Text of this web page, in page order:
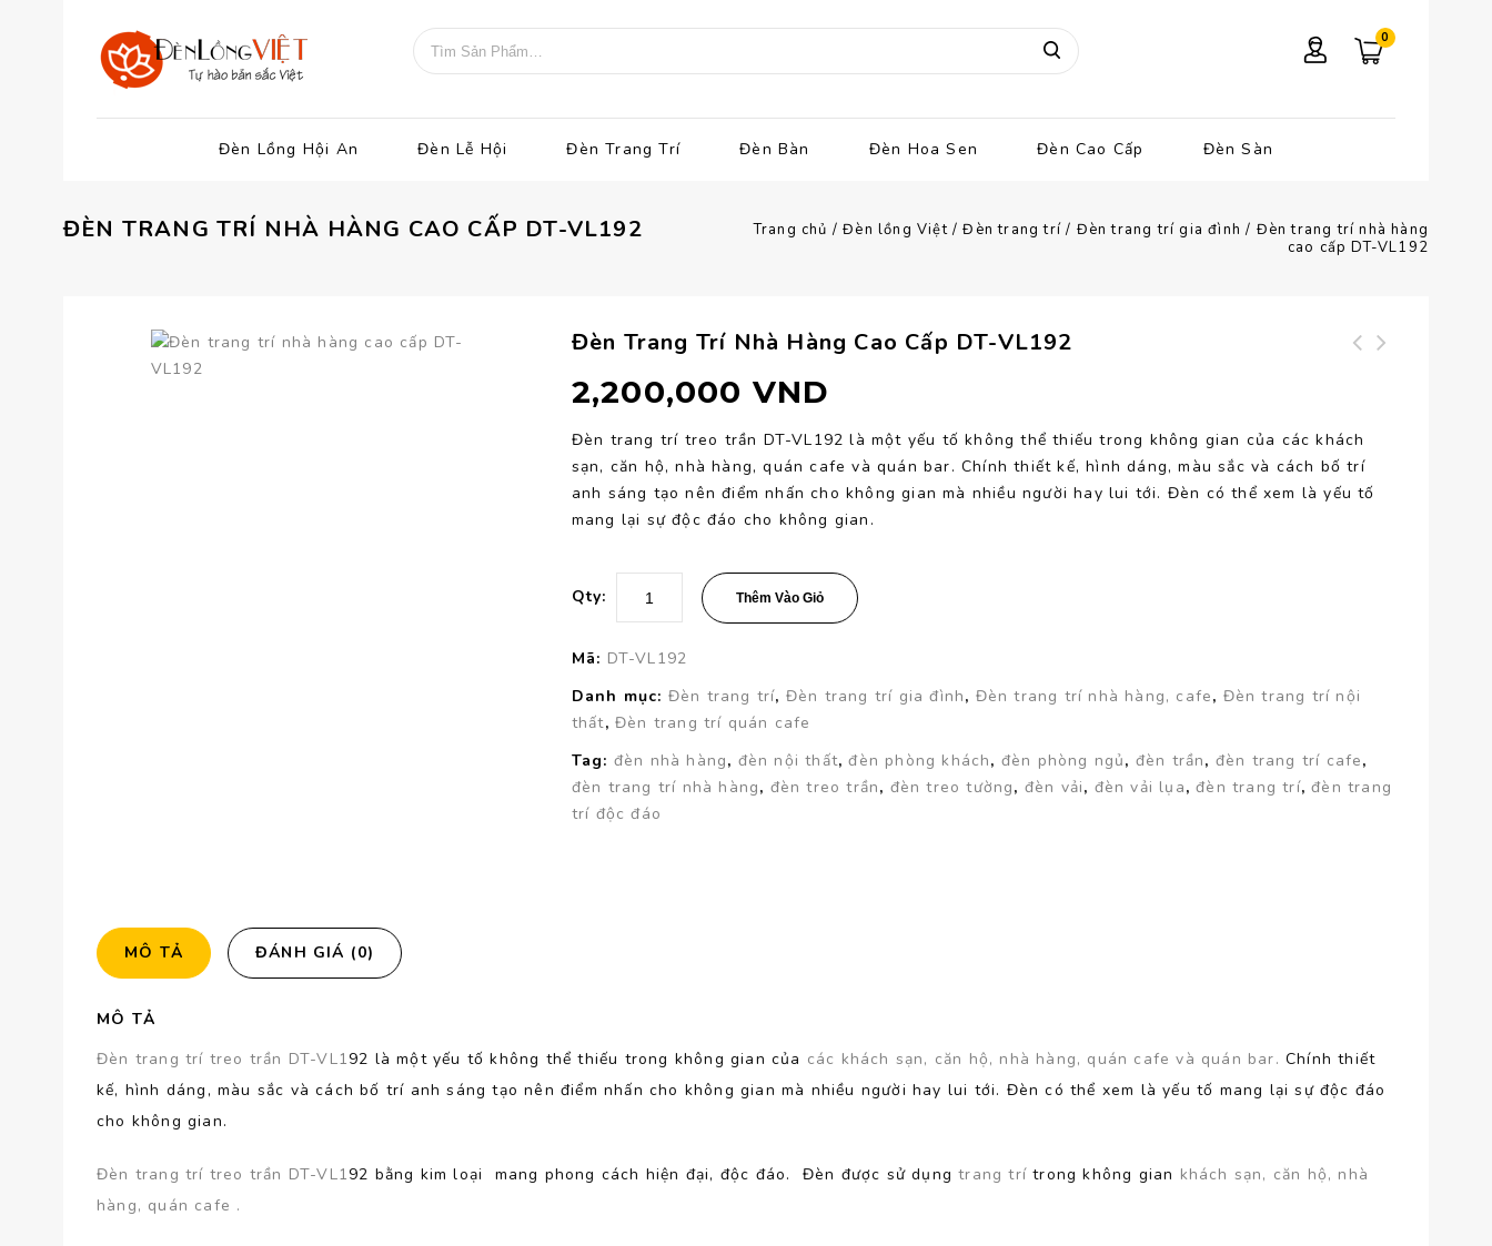
0
Đèn Lồng Hội An Đèn Lễ Hội Đèn Trang Trí Đèn Bàn Đèn Hoa Sen Đèn Cao Cấp Đèn Sàn
ĐÈN TRANG TRÍ NHÀ HÀNG CAO CẤP DT-VL192 Trang chủ /Đèn lồng Việt/Đèn trang trí/ Đèn trang trí gia đình / Đèn trang trí nhà hàng
cao cấp DT-VL192
Đèn Trang Trí Nhà Hàng Cao Cấp DT-VL192
2,200,000 VND
Đèn trang trí treo trần DT-VL192 là một yếu tố không thể thiếu trong không gian của các khách
sạn, căn hộ, nhà hàng, quán cafe và quán bar. Chính thiết kế, hình dáng, màu sắc và cách bố trí
anh sáng tạo nên điểm nhấn cho không gian mà nhiều người hay lui tới. Đèn có thể xem là yếu tố
mang lại sự độc đáo cho không gian.
Qty: Thêm Vào Giỏ
Mã: DT-VL192
Danh mục: Đèn trang trí, Đèn trang trí gia đình, Đèn trang trí nhà hàng, cafe, Đèn trang trí nội
thất,Đèn trang trí quán cafe
Tag: đèn nhà hàng, đèn nội thất,đèn phòng khách, đèn phòng ngủ, đèn trần, đèn trang trí cafe,
đèn trang trí nhà hàng, đèn treo trần, đèn treo tường, đèn vải, đèn vải lụa,đèn trang trí,đèn trang
trí độc đáo
MÔ TẢ ĐÁNH GIÁ (0)
MÔ TẢ
Đèn trang trí treo trần DT-VL192 là một yếu tố không thể thiếu trong không gian của các khách sạn, căn hộ, nhà hàng, quán cafe và quán bar. Chính thiết
kế, hình dáng, màu sắc và cách bố trí anh sáng tạo nên điểm nhấn cho không gian mà nhiều người hay lui tới. Đèn có thể xem là yếu tố mang lại sự độc đáo
cho không gian.
Đèn trang trí treo trần DT-VL192 bằng kim loại mang phong cách hiện đại, độc đáo. Đèn được sử dụngtrang trítrong không gian khách sạn, căn hộ, nhà
hàng, quán cafe .